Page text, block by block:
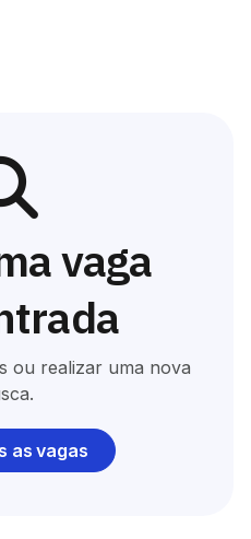
vaga
ou realizar uma nova
as vagas